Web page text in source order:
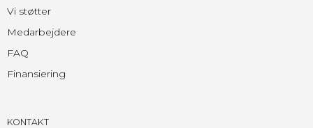
Vi støtter
Medarbejdere
FAQ
Finansiering
KONTAKT